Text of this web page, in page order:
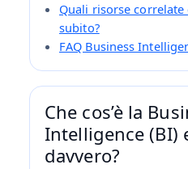
Quali risorse
subito?
FAQ Business
Che cos’è la
Intelligence (BI)
davvero?